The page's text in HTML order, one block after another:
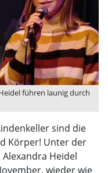
führen launig durch
sind die
Körper! Unter der
Heidel
wieder wie